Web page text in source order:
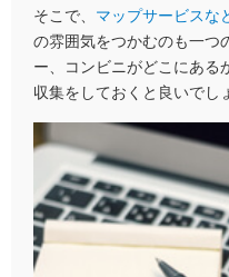
そこで、 マップサービスな
の雰囲気をつかむのも一つ
ー、コンビニがどこにある
収集をしておくと良いでし